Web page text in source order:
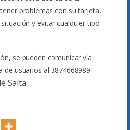
problemas con su tarjeta,
y evitar cualquier tipo
se pueden comunicar vía
de usuarios al 3874668989.
Salta